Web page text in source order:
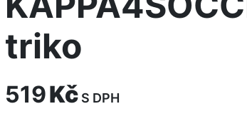
triko
519Kč S DPH